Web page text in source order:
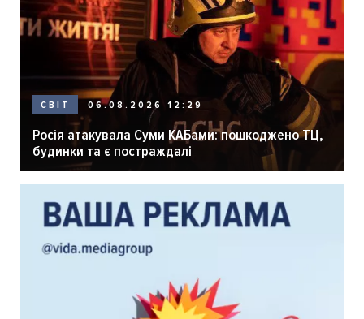
СВІТ 06.08.2026 12:29
Росія атакувала Суми КАБами: пошкоджено ТЦ,
будинки та є постраждалі